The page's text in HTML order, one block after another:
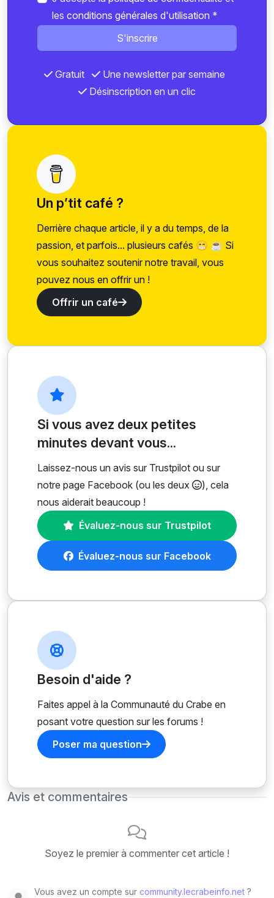
les conditions générales d'utilisation *
S'inscrire
Gratuit
Une newsletter par semaine
Désinscription en un clic
Un p’tit café ?
Derrière chaque article, il y a du temps, de la
passion, et parfois... plusieurs cafés 😁 ☕ Si
vous souhaitez soutenir notre travail, vous
pouvez nous en offrir un !
Offrir un café
Si vous avez deux petites
minutes devant vous...
Laissez-nous un avis sur Trustpilot ou sur
notre page Facebook (ou les deux
), cela
nous aiderait beaucoup !
Évaluez-nous sur Trustpilot
Évaluez-nous sur Facebook
Besoin d'aide ?
Faites appel à la Communauté du Crabe en
posant votre question sur les forums !
Poser ma question
Avis et commentaires
Soyez le premier à commenter cet article !
Vous avez un compte sur community.lecrabeinfo.net ?